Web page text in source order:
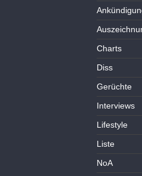
Charts
Diss
Gerüchte
Interviews
Lifestyle
Liste
NoA